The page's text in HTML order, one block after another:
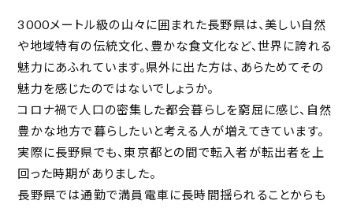
3000メートル級の山々に囲まれた長野県は、美しい自然
や地域特有の伝統文化、豊かな食文化など、世界に誇れる
魅力にあふれています。県外に出た方は、あらためてその
魅力を感じたのではないでしょうか。
コロナ禍で人口の密集した都会暮らしを窮屈に感じ、自然
豊かな地方で暮らしたいと考える人が増えてきています。
実際に長野県でも、東京都との間で転入者が転出者を上
回った時期がありました。
長野県では通勤で満員電車に長時間揺られることからも